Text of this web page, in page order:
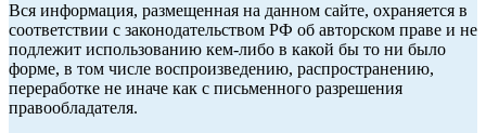
Вся информация, размещенная на данном сайте, охраняется в
соответствии с законодательством РФ об авторском праве и не
подлежит использованию кем-либо в какой бы то ни было
форме, в том числе воспроизведению, распространению,
переработке не иначе как с письменного разрешения
правообладателя.